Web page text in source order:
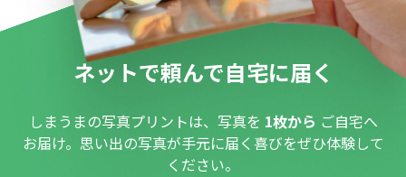
ネットで頼んで自宅に届く
しまうまの写真プリントは、写真を 1枚から ご自宅へ
お届け。思い出の写真が手元に届く喜びをぜひ体験して
ください。